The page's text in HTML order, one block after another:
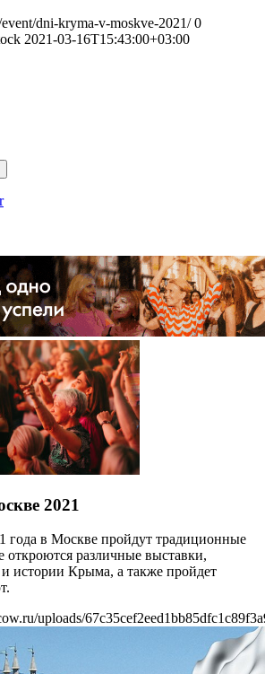
dni-kryma-v-moskve-2021/ 0
2021-03-16T15:43:00+03:00
2021
года в Москве пройдут традиционные
различные выставки,
истории Крыма, а также пройдет
uploads/